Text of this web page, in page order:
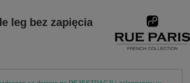
leg bez zapięcia